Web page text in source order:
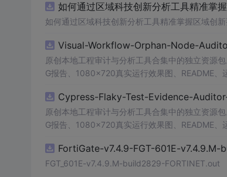
便和实用的工具，你一定会喜欢它的！
如何通过区域科技创新分析工具精准掌
如何通过区域科技创新分析工具精准掌握区域创
Visual-Workflow-Orphan-Node-
原创本地工程审计与分析工具合集中的独立资源
G报告、1080×720真实运行效果图、README
源码、Logo、官方截图、论文、生产日志或其他
Cypress-Flaky-Test-Evidence-
原创本地工程审计与分析工具合集中的独立资源
G报告、1080×720真实运行效果图、README
源码、Logo、官方截图、论文、生产日志或其他
FortiGate-v7.4.9-FGT-601E-v7.4.9.M-
FGT_601E-v7.4.9.M-build2829-FORTINET.out